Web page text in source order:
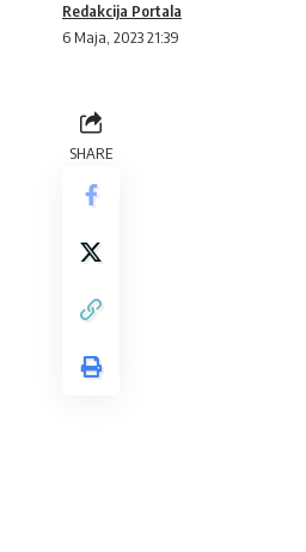
6 Maja, 2023 21:39
Redakcija Portala
SHARE